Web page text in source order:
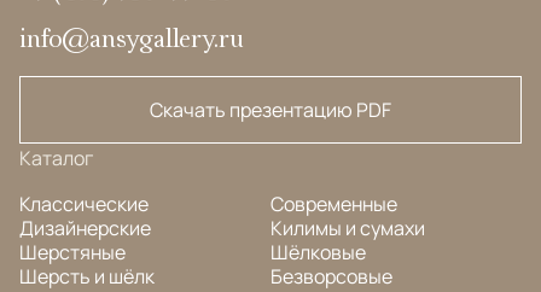
info@ansygallery.ru
Скачать презентацию PDF
Каталог
Классические
Дизайнерские
Шерстяные
Шерсть и шёлк
Современные
Килимы и сумахи
Шёлковые
Безворсовые